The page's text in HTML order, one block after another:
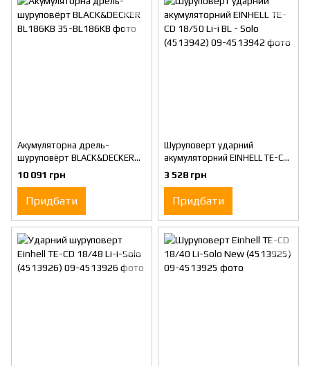
Акумуляторна дрель-
шуруповёрт BLACK&DECKER
BL186KB
10 091 грн
Придбати
Шуруповерт ударний
акумуляторний EINHELL TE-CD
18/50 Li-i BL - Solo (4513942)
3 528 грн
Придбати